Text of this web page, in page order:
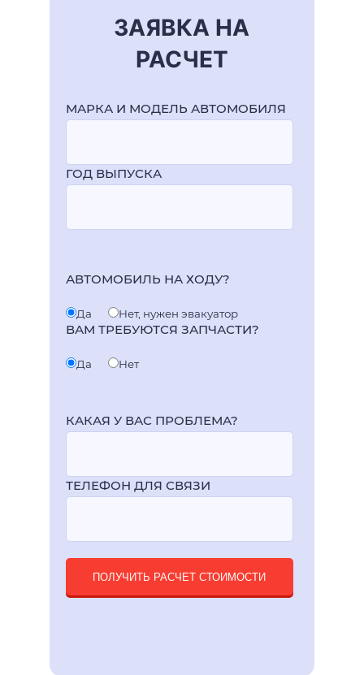
ЗАЯВКА НА
РАСЧЕТ
МАРКА И МОДЕЛЬ АВТОМОБИЛЯ
ГОД ВЫПУСКА
АВТОМОБИЛЬ НА ХОДУ?
Да Нет, нужен эвакуатор
ВАМ ТРЕБУЮТСЯ ЗАПЧАСТИ?
Да Нет
КАКАЯ У ВАС ПРОБЛЕМА?
ТЕЛЕФОН ДЛЯ СВЯЗИ
ПОЛУЧИТЬ РАСЧЕТ СТОИМОСТИ